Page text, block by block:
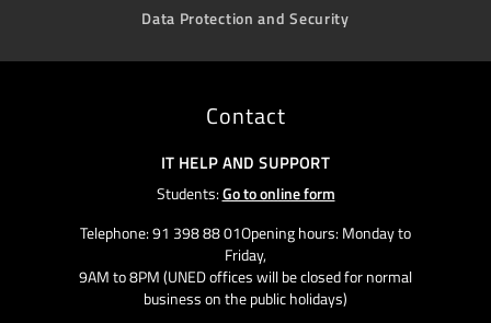
Data Protection and Security
Contact
IT HELP AND SUPPORT
Students:Go to online form
Telephone: 91 398 88 01Opening hours: Monday to
Friday,
9AM to 8PM (UNED offices will be closed for normal
business on the public holidays)